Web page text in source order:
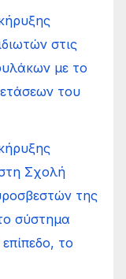
στις
με το
του
Σχολή
της
σύστημα
το